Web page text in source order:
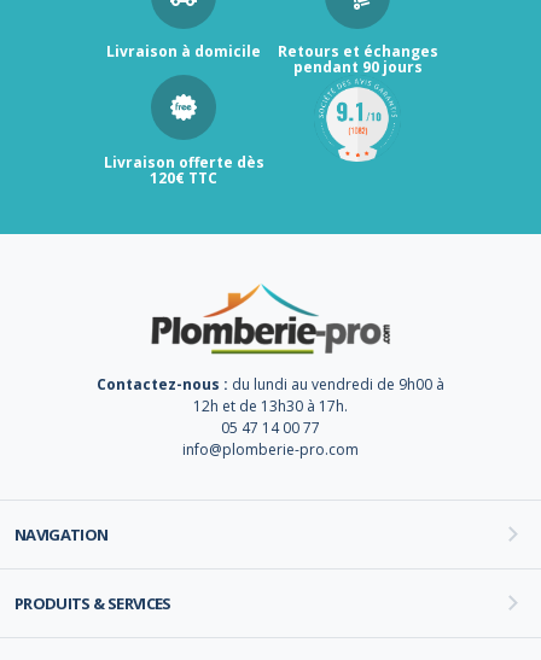
Livraison à domicile Retours et échanges
pendant 90 jours
Livraison offerte dès
120€ TTC
Contactez-nous : du lundi au vendredi de 9h00 à
12h et de 13h30 à 17h.
05 47 14 00 77
info@plomberie-pro.com
NAVIGATION
PRODUITS & SERVICES